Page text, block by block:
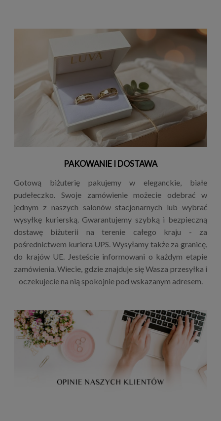
PAKOWANIE I DOSTAWA
Gotową biżuterię pakujemy w eleganckie, białe
pudełeczko. Swoje zamówienie możecie odebrać w
jednym z naszych salonów stacjonarnych lub wybrać
wysyłkę kurierską. Gwarantujemy szybką i bezpieczną
dostawę biżuterii na terenie całego kraju - za
pośrednictwem kuriera UPS. Wysyłamy także za granicę,
do krajów UE. Jesteście informowani o każdym etapie
zamówienia. Wiecie, gdzie znajduje się Wasza przesyłka i
oczekujecie na nią spokojnie pod wskazanym adresem.